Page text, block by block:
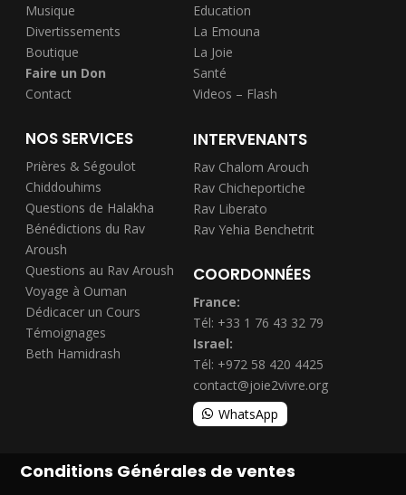
Musique
Divertissements
Boutique
Faire un Don
Contact
Education
La Emouna
La Joie
Santé
Videos – Flash
NOS SERVICES
Prières & Ségoulot
Chiddouhims
Questions de Halakha
Bénédictions du Rav
Aroush
Questions au Rav Aroush
Voyage à Ouman
Dédicacer un Cours
Témoignages
Beth Hamidrash
INTERVENANTS
Rav Chalom Arouch
Rav Chicheportiche
Rav Liberato
Rav Yehia Benchetrit
COORDONNÉES
France:
Tél: +33 1 76 43 32 79
Israel:
Tél: +972 58 420 4425
contact@joie2vivre.org
WhatsApp
Conditions Générales de ventes